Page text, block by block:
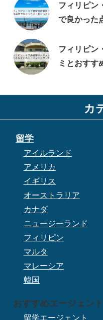
フィリピン
で良かった
フィリピン
ミとおすす
カ
留学
アイルランド
アメリカ
イギリス
オーストラリア
カナダ
ニュージーランド
フィリピン
マルタ
マレーシア
韓国
おすすめエージェント
留学エージェント